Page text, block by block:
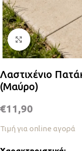
Κλικ για
Λαστιχένιο
(Μαύρο)
€11,90
Τιμή για online αγορά